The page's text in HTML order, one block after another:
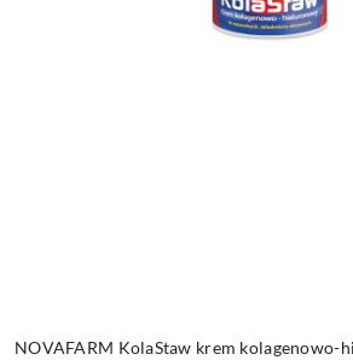
NOVAFARM KolaStaw krem kolagenowo-